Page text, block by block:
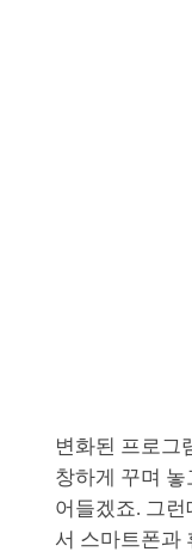
변화된 프로그
창하게 꾸며
어들겠죠. 그
서 스마트폰과